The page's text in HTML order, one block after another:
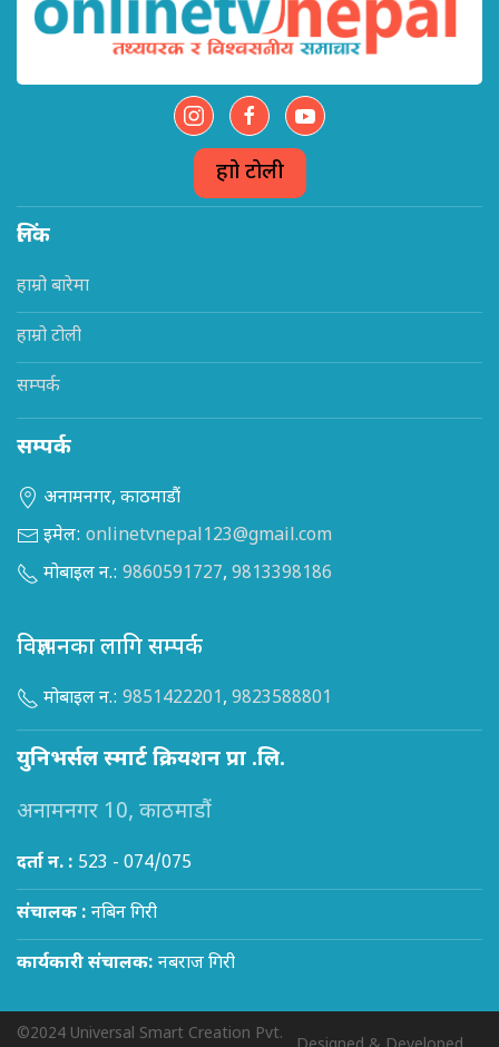
हाम्रो टोली
लिंक
हाम्रो बारेमा
हाम्रो टोली
सम्पर्क
सम्पर्क
अनामनगर, काठमाडौं
इमेल: onlinetvnepal123@gmail.com
मोबाइल न.: 9860591727, 9813398186
विज्ञापनका लागि सम्पर्क
मोबाइल न.: 9851422201, 9823588801
युनिभर्सल स्मार्ट क्रियशन प्रा .लि.
अनामनगर 10, काठमाडौं
दर्ता न. : 523 - 074/075
संचालक : नबिन गिरी
कार्यकारी संचालक: नबराज गिरी
©2024 Universal Smart Creation Pvt.